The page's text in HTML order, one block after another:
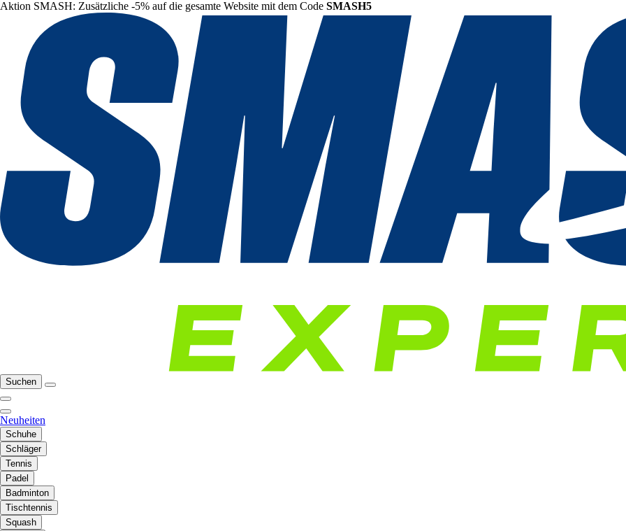
Aktion SMASH: Zusätzliche -5% auf die gesamte Website mit dem Code SMASH5
Suchen
Neuheiten
Schuhe
Schläger
Tennis
Padel
Badminton
Tischtennis
Squash